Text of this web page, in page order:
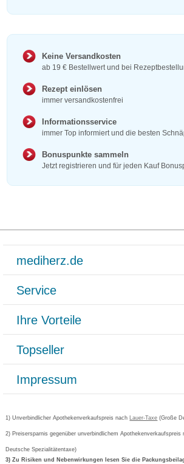
Keine Versandkosten
ab 19 € Bestellwert und bei
Rezept einlösen
immer versandkostenfrei
Informationsservice
immer Top informiert und die besten
Bonuspunkte sammeln
Jetzt registrieren und für jeden Kauf
mediherz.de
Glossar
Häufig gestellte Fragen
Datenschutz
AGB
Cookie-Einstellungen
Vertrag widerrufen
Service
Rücksendemöglichkeit
Paketlieferstatus
Versandkosten
Bestellschein ausfüllen
Newsletteranmeldung
Ihre Vorteile
Rezeptlieferung
Bonusprogramm
Gutschein und Rabatte
Kundenbewertung
Topseller
Grippostad
Bepanthen
Formoline
Impressum
1) Unverbindlicher Apothekenverkaufspreis nach Lauer-Taxe (Große
2) Preisersparnis gegenüber unverbindlichem Apothekenverkaufspreis
Deutsche Spezialitätentaxe)
3) Zu Risiken und Nebenwirkungen lesen Sie die